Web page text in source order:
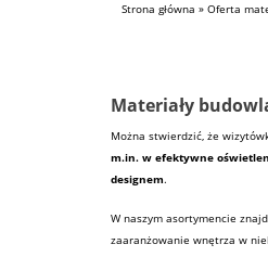
Strona główna » Oferta
Materiały
Można stwierdzić, że
m.in. w efektywne
designem.
W naszym asortymencie
zaaranżowanie wnętrza w